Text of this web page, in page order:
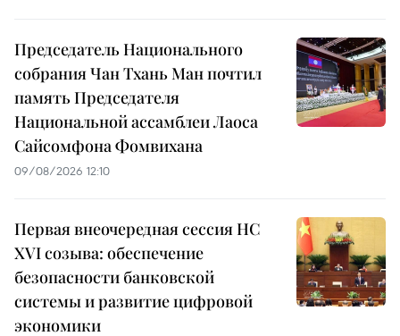
Председатель Национального
собрания Чан Тхань Ман почтил
память Председателя
Национальной ассамблеи Лаоса
Сайсомфона Фомвихана
09/08/2026 12:10
Первая внеочередная сессия НС
XVI созыва: обеспечение
безопасности банковской
системы и развитие цифровой
экономики